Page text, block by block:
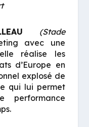
(Stade
avec une
réalise les
d’Europe en
explosé de
qui lui permet
performance